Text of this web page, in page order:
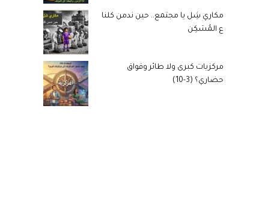
مكاري شِل يا مجتمع.. حين ندمن كلنا
ع المُسَكِن
مركزيات كبرى ولا طائر وقواق
حضاري؟ (3-10)